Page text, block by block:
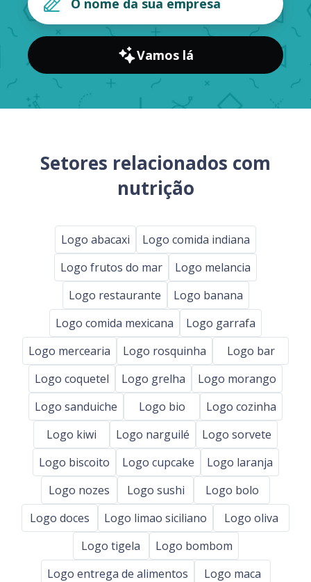
Vamos lá
Setores relacionados com
nutrição
Logo abacaxi
Logo comida indiana
Logo frutos do mar
Logo melancia
Logo restaurante
Logo banana
Logo comida mexicana
Logo garrafa
Logo mercearia
Logo rosquinha
Logo bar
Logo coquetel
Logo grelha
Logo morango
Logo sanduiche
Logo bio
Logo cozinha
Logo kiwi
Logo narguilé
Logo sorvete
Logo biscoito
Logo cupcake
Logo laranja
Logo nozes
Logo sushi
Logo bolo
Logo doces
Logo limao siciliano
Logo oliva
Logo tigela
Logo bombom
Logo entrega de alimentos
Logo maca